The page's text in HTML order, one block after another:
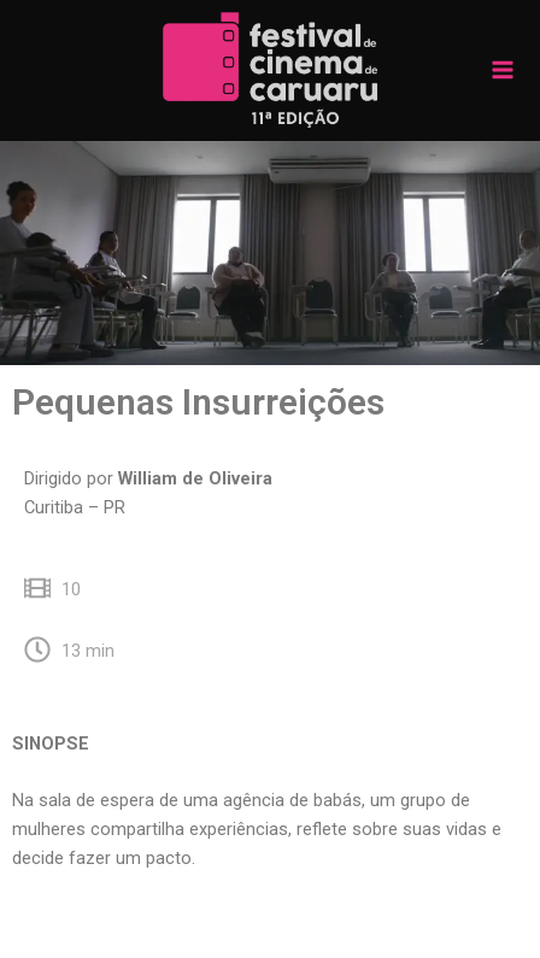
Pequenas Insurreições
Dirigido por William de Oliveira
Curitiba – PR
13 min
10
SINOPSE
Na sala de espera de uma agência de babás, um grupo de
mulheres compartilha experiências, reflete sobre suas vidas e
decide fazer um pacto.